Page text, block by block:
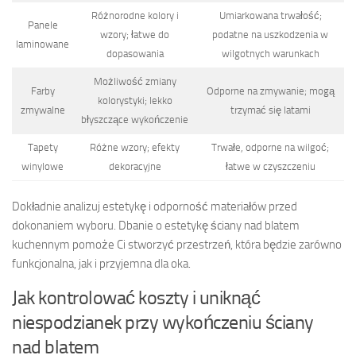
Panele
laminowane
Różnorodne kolory i
wzory; łatwe do
dopasowania
Umiarkowana trwałość;
podatne na uszkodzenia w
wilgotnych warunkach
Farby
zmywalne
Możliwość zmiany
kolorystyki; lekko
błyszczące wykończenie
Odporne na zmywanie; mogą
trzymać się latami
Tapety
winylowe
Różne wzory; efekty
dekoracyjne
Trwałe, odporne na wilgoć;
łatwe w czyszczeniu
Dokładnie analizuj estetykę i odporność materiałów przed
dokonaniem wyboru. Dbanie o estetykę ściany nad blatem
kuchennym pomoże Ci stworzyć przestrzeń, która będzie zarówno
funkcjonalna, jak i przyjemna dla oka.
Jak kontrolować koszty i uniknąć
niespodzianek przy wykończeniu ściany
nad blatem